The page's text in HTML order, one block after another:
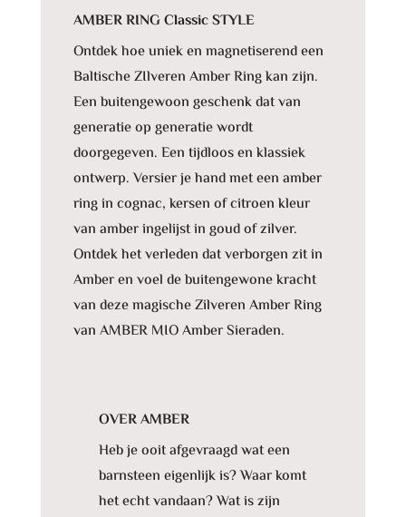
AMBER RING Classic STYLE
Ontdek hoe uniek en magnetiserend een
Baltische ZIlveren Amber Ring kan zijn.
Een buitengewoon geschenk dat van
generatie op generatie wordt
doorgegeven. Een tijdloos en klassiek
ontwerp. Versier je hand met een amber
ring in cognac, kersen of citroen kleur
van amber ingelijst in goud of zilver.
Ontdek het verleden dat verborgen zit in
Amber en voel de buitengewone kracht
van deze magische Zilveren Amber Ring
van AMBER MIO Amber Sieraden.
OVER AMBER
Heb je ooit afgevraagd wat een
barnsteen eigenlijk is? Waar komt
het echt vandaan? Wat is zijn